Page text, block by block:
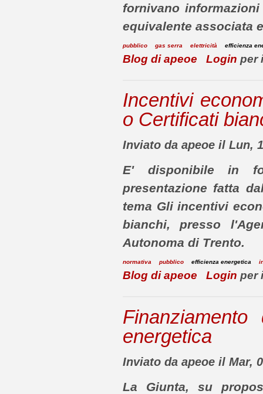
fornivano
equivalente associata
pubblico gas serra elettricità efficienza
Blog di apeoe Login per
Incentivi
o Certificati
Inviato da apeoe il Lun,
E' disponibile in
presentazione fatta
tema Gli incentivi
bianchi,presso
Autonoma di Trento.
normativa pubblico efficienza energetica
Blog di apeoe Login per
energetica
Inviato da apeoe il Mar,
La Giunta, su